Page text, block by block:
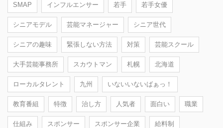
SMAP インフルエンサー 若手 若手女優
シニアモデル 芸能マネージャー シニア世代
シニアの趣味 緊張しない方法 対策 芸能スクール
大手芸能事務所 スカウトマン 札幌 北海道
ローカルタレント 九州 いないいないばぁっ！
教育番組 特徴 治し方 人気者 面白い 職業
仕組み スポンサー スポンサー企業 給料制